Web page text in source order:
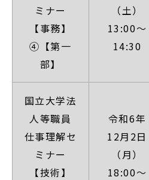
ミナー
【事務】
④【第一
部】
（土）
13:00～
14:30
国立大学法
人等職員
仕事理解セ
ミナー
【技術】
令和6年
12月2日
（月）
18:00～